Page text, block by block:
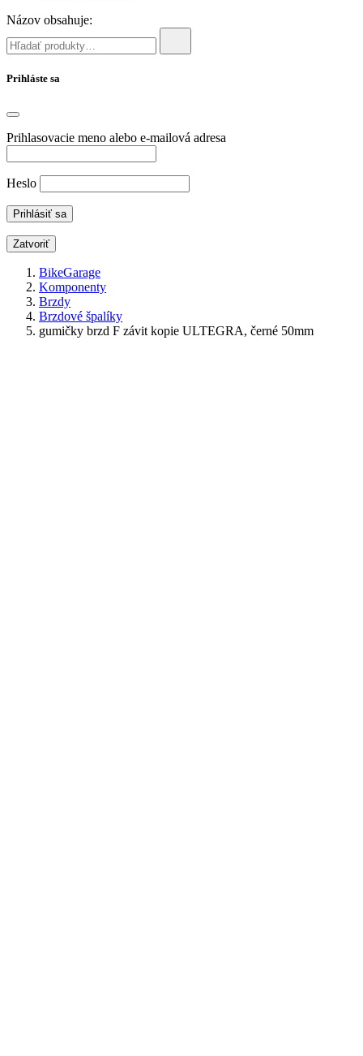
Názov obsahuje:
Prihláste sa
Prihlasovacie meno alebo e-mailová adresa
Heslo
Zatvoriť
BikeGarage
Komponenty
Brzdy
Brzdové špalíky
gumičky brzd F závit kopie ULTEGRA, černé 50mm